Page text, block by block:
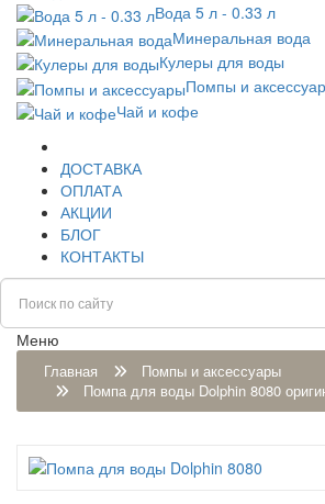
Вода 5 л - 0.33 л
Минеральная вода
Кулеры для воды
Помпы и
Чай и кофе
ДОСТАВКА
ОПЛАТА
АКЦИИ
БЛОГ
КОНТАКТЫ
Меню
Главная
Помпы и аксессуары
Помпа для воды Dolphin 8080